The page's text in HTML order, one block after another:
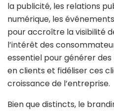
la publicité, les relations
numérique, les
pour accroître la visibilité
l’intérêt des
essentiel pour générer
en clients et fidéliser ces
croissance de l’entreprise.
Bien que distincts, le